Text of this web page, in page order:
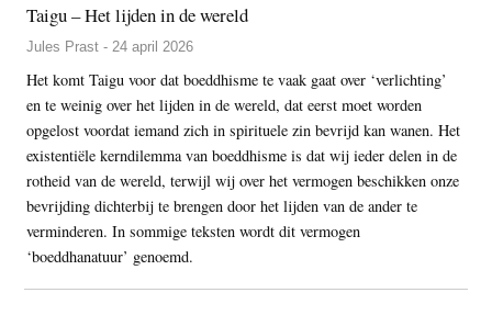
Taigu – Het lijden in de wereld
Jules Prast - 24 april 2026
Het komt Taigu voor dat boeddhisme te vaak gaat over ‘verlichting’
en te weinig over het lijden in de wereld, dat eerst moet worden
opgelost voordat iemand zich in spirituele zin bevrijd kan wanen. Het
existentiële kerndilemma van boeddhisme is dat wij ieder delen in de
rotheid van de wereld, terwijl wij over het vermogen beschikken onze
bevrijding dichterbij te brengen door het lijden van de ander te
verminderen. In sommige teksten wordt dit vermogen
‘boeddhanatuur’ genoemd.